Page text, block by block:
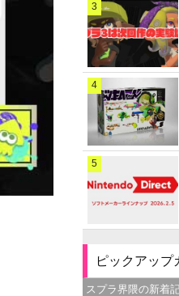
3
4
5
ピックアップ
スプラ界隈の新着